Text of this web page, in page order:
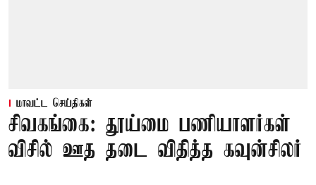
மாவட்ட செய்திகள்
சிவகங்கை: தூய்மை பணியாளர்கள்
விசில் ஊத தடை விதித்த கவுன்சிலர்